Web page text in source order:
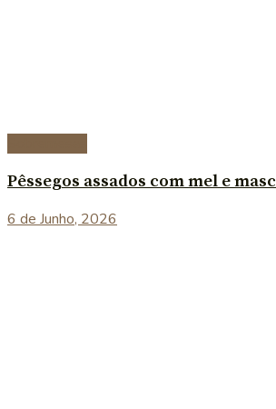
Pêssegos assados com mel e
6 de Junho, 2026